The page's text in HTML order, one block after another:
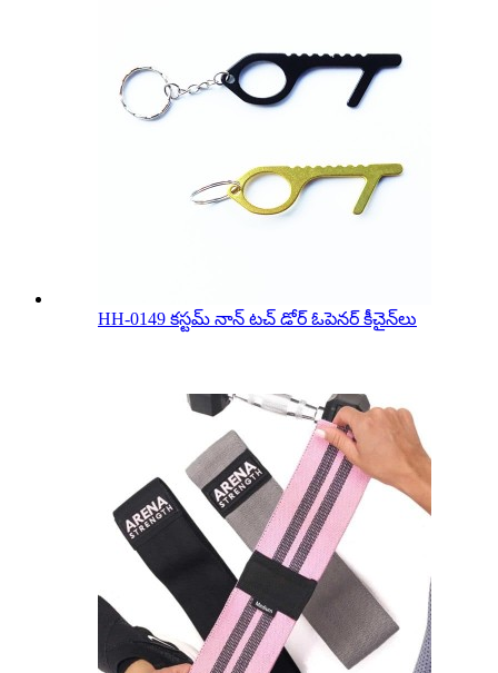
HH-0149 కస్టమ్ నాన్ టచ్ డోర్ ఓపెనర్ కీచైన్‌లు